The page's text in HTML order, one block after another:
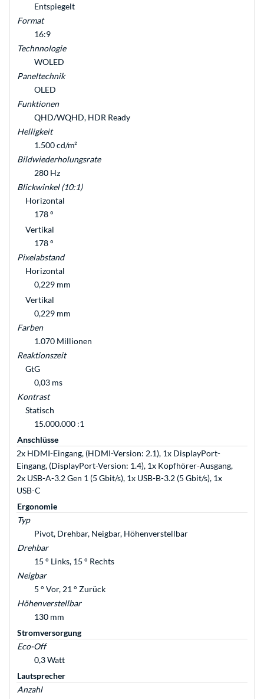
Entspiegelt
Format
16:9
Technnologie
WOLED
Paneltechnik
OLED
Funktionen
QHD/WQHD, HDR Ready
Helligkeit
1.500 cd/m²
Bildwiederholungsrate
280 Hz
Blickwinkel (10:1)
Horizontal
178 °
Vertikal
178 °
Pixelabstand
Horizontal
0,229 mm
Vertikal
0,229 mm
Farben
1.070 Millionen
Reaktionszeit
GtG
0,03 ms
Kontrast
Statisch
15.000.000 :1
Anschlüsse
2x HDMI-Eingang, (HDMI-Version: 2.1), 1x DisplayPort-
Eingang, (DisplayPort-Version: 1.4), 1x Kopfhörer-Ausgang,
2x USB-A-3.2 Gen 1 (5 Gbit/s), 1x USB-B-3.2 (5 Gbit/s), 1x
USB-C
Ergonomie
Typ
Pivot, Drehbar, Neigbar, Höhenverstellbar
Drehbar
15 ° Links, 15 ° Rechts
Neigbar
5 ° Vor, 21 ° Zurück
Höhenverstellbar
130 mm
Stromversorgung
Eco-Off
0,3 Watt
Lautsprecher
Anzahl